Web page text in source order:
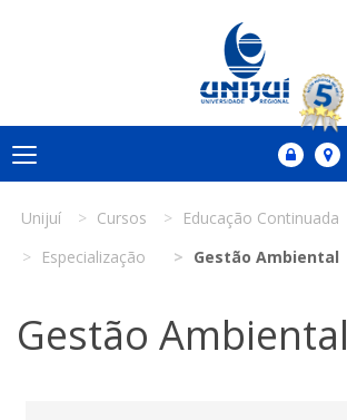
Unijuí Cursos
Educação Continuada
Especialização
Gestão Ambiental
Gestão Ambiental